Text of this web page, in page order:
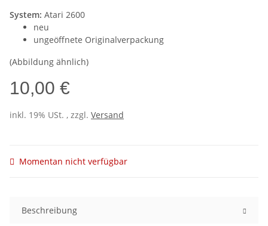
System: Atari 2600
neu
ungeöffnete Originalverpackung
(Abbildung ähnlich)
10,00 €
inkl. 19% USt. , zzgl. Versand
Momentan nicht verfügbar
Beschreibung